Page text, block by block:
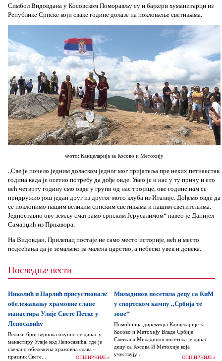
Симбол Видовдана у Косовском Поморављу су и бајкери хуманитарци из
Републике Српске који сваке године долазе на поклоњење светињама.
Фото: Канцеларија за Косово и Метохију
„Све је почело једним доласком једног мог пријатеља пре неких петнаестак
година када је осетио потребу да дође овде. Увео је и нас у ту причу и ето
већ четврту годину смо овде у групи од нас тројице, ове године нам се
придружио још један друг из другог мото клуба из Италије. Дођемо овде да
се поклонимо нашим великим српским светињама и нашим светитељима.
Једноставно ову земљу сматрамо српским Јерусалимом“ навео је Данијел
Самарџић из Прњавора.
На Видовдан, Прилепац постаје не само место историје, већ и место
подсећања да је земаљско за малена царство, а небеско увек и довека.
Последње вести
Николић и Парлић присуствовалe
обележавању храмовне славе
манастира Улије Свете Петке у
Лепосавићу
Велики број верника окупио се данас у
манастиру Улије код Лепосавића, где је
свечано обележена храмовна слава –
празник Свете...
ОПШИРНИЈЕ >
Миладинов посетила децу са КиМ
у спортском кампу „Србија те
зове“
Помоћница директора Канцеларије за
Косово и Метохију Владе Србије
Светлана Миладинов посетила је данас
децу са Косова И Метохије која
учествују...
ОПШИРНИЈЕ >